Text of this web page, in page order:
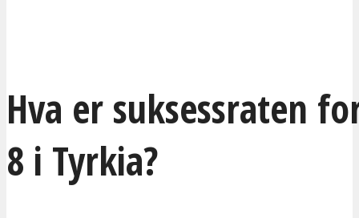
Hva er suksessraten
8 i Tyrkia?